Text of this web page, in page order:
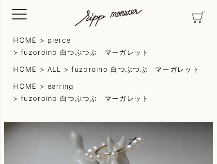
HOME
pierce
fuzoroino 白つぶつぶ マーガレット
HOME ALL fuzoroino 白つぶつぶ マーガレット
HOME
earring
fuzoroino 白つぶつぶ マーガレット